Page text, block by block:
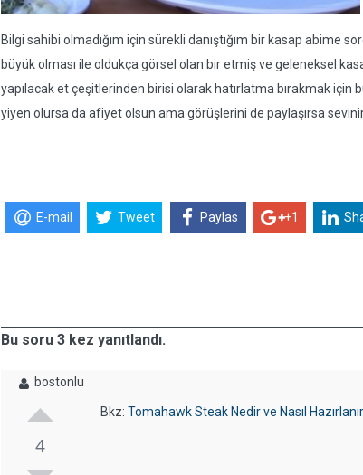
Bilgi sahibi olmadığım için sürekli danıştığım bir kasap abime
büyük olması ile oldukça görsel olan bir etmiş ve geleneksel
yapılacak et çeşitlerinden birisi olarak hatırlatma bırakmak için
yiyen olursa da afiyet olsun ama görüşlerini de paylaşırsa
E-mail Tweet Paylas +1
Bu soru 3 kez yanıtlandı.
bostonlu
4
Bkz:Tomahawk Steak Nedir ve Nasıl